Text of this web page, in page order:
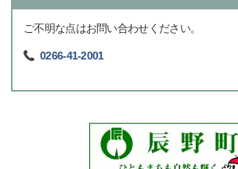
ご不明な点はお問い合わせください。
0266-41-2001